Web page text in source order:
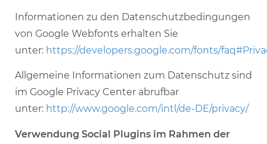
Informationen zu den Datenschutzbedingungen
von Google Webfonts erhalten Sie
unter: https://developers.google.com/fonts/
Allgemeine Informationen zum Datenschutz sind
im Google Privacy Center abrufbar
unter: http://www.google.com/intl/de-DE/privacy/
Verwendung Social Plugins im Rahmen der